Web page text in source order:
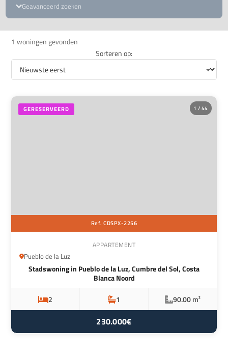
Geavanceerd zoeken
1 woningen gevonden
Sorteren op:
1 / 44
GERESERVEERD
Ref. CDSPX-2256
APPARTEMENT
Pueblo de la Luz
Stadswoning in Pueblo de la Luz, Cumbre del Sol, Costa
Blanca Noord
2
1 90.00 m²
230.000€